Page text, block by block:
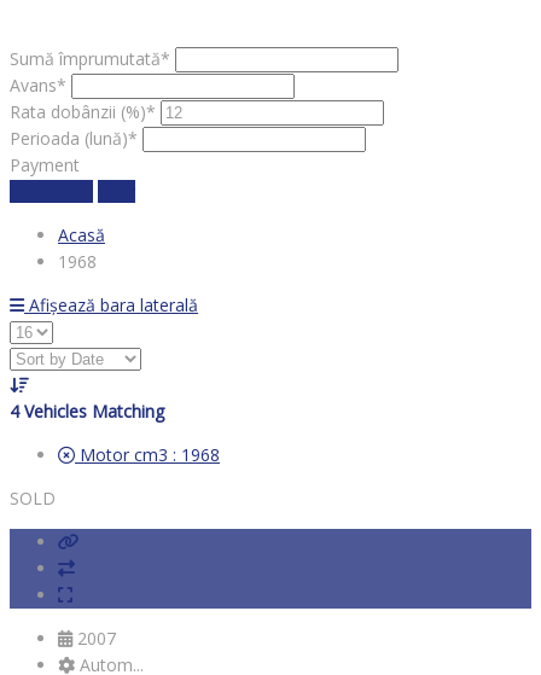
Sumă împrumutată*
Avans*
Rata dobânzii (%)*
Perioada (lună)*
Payment
Acasă
1968
Afișează bara laterală
4 Vehicles Matching
Motor cm3 : 1968
SOLD
2007
Autom...